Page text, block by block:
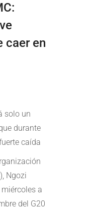
caer en
solo un
durante
caída
Ngozi
miércoles a
del G20